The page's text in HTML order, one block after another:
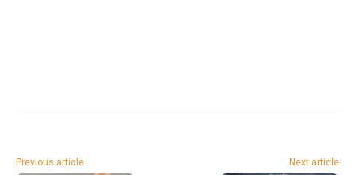
Previous article Next article